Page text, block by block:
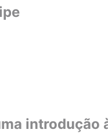
introdução